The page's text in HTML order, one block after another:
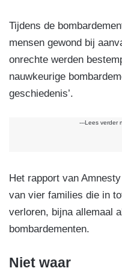
Tijdens de
mensen gewond bij
onrechte werden
nauwkeurige
geschiedenis’.
---Lees verder
Het rapport van
van vier families die in
verloren, bijna allemaal
bombardementen.
Niet waar